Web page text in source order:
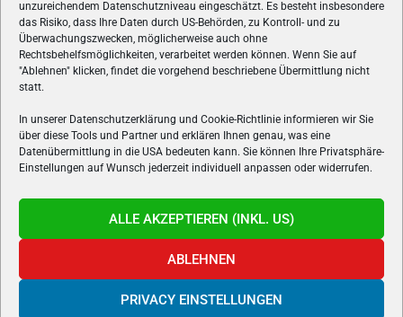
unzureichendem Datenschutzniveau eingeschätzt. Es besteht insbesondere
das Risiko, dass Ihre Daten durch US-Behörden, zu Kontroll- und zu
Überwachungszwecken, möglicherweise auch ohne
Rechtsbehelfsmöglichkeiten, verarbeitet werden können. Wenn Sie auf
"Ablehnen" klicken, findet die vorgehend beschriebene Übermittlung nicht
statt.
In unserer Datenschutzerklärung und Cookie-Richtlinie informieren wir Sie
über diese Tools und Partner und erklären Ihnen genau, was eine
Datenübermittlung in die USA bedeuten kann. Sie können Ihre Privatsphäre-
Einstellungen auf Wunsch jederzeit individuell anpassen oder widerrufen.
ALLE AKZEPTIEREN (INKL. US)
ABLEHNEN
PRIVACY EINSTELLUNGEN
Spielemagazin Österreichs und bringt täglich aktuelle News,
Reviews und Videos zu PC- und Konsolenspielen, Gaming-
Hardware und aus der Welt des e-Sport's.
FOLGE UNS